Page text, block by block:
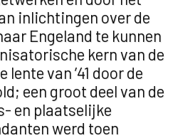
inlichtingen over de
Engeland te kunnen
kern van de
lente van ’41 door de
een groot deel van de
en plaatselijke
werd toen